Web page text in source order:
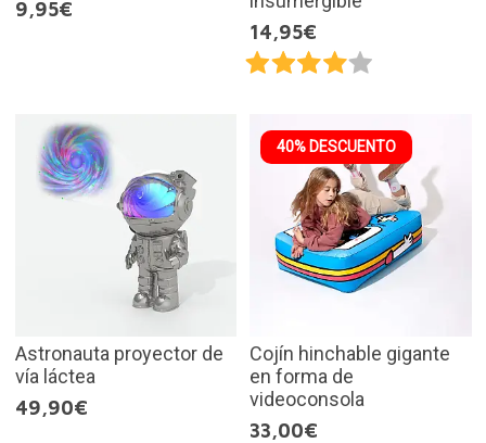
9,95€
14,95€
Astronauta proyector de
vía láctea
49,90€
40% DESCUENTO
Cojín hinchable gigante
en forma de
videoconsola
33,00€